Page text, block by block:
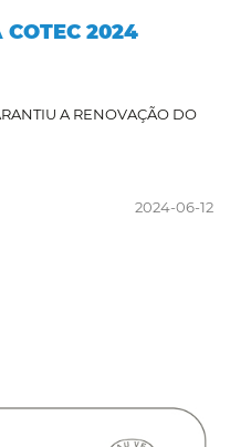
COTEC 2024
A RENOVAÇÃO DO
2024-06-12